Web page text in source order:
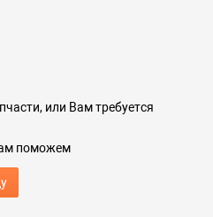
или Вам требуется
поможем